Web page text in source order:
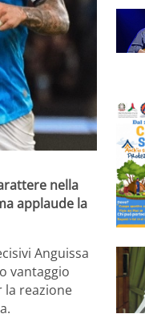
nella
applaude la
Anguissa
vantaggio
la reazione